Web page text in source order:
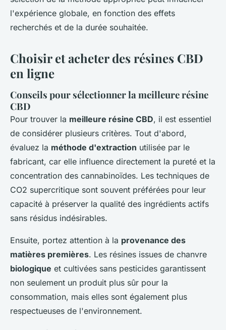
l'expérience globale, en fonction des effets
recherchés et de la durée souhaitée.
Choisir et acheter des résines CBD
en ligne
Conseils pour sélectionner la meilleure résine
CBD
Pour trouver la meilleure résine CBD, il est essentiel
de considérer plusieurs critères. Tout d'abord,
évaluez la méthode d'extraction utilisée par le
fabricant, car elle influence directement la pureté et la
concentration des cannabinoïdes. Les techniques de
CO2 supercritique sont souvent préférées pour leur
capacité à préserver la qualité des ingrédients actifs
sans résidus indésirables.
Ensuite, portez attention à la provenance des
matières premières. Les résines issues de chanvre
biologique et cultivées sans pesticides garantissent
non seulement un produit plus sûr pour la
consommation, mais elles sont également plus
respectueuses de l'environnement.